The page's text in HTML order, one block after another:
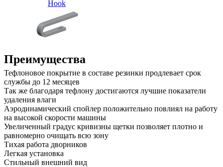
Hook
Преимущества
Тефлоновое покрытие в составе резинки продлевает срок
службы до 12 месяцев
Так же благодаря тефлону достигаются лучшие показатели
удаления влаги
Аэродинамический спойлер положительно повлиял на работу
на высокой скорости машины
Увеличенный градус кривизны щетки позволяет плотно и
равномерно очищать всю зону
Тихая работа дворников
Легкая установка
Стильный внешний вид